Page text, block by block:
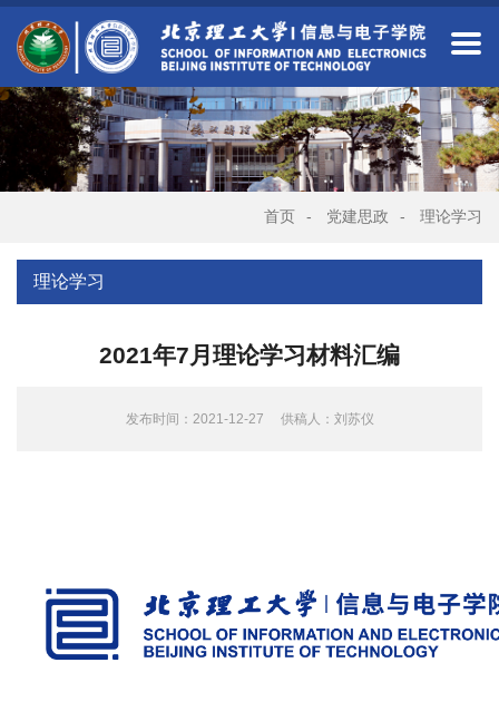
首页 - 党建思政 - 理论学习
理论学习
2021年7月理论学习材料汇编
发布时间：2021-12-27 供稿人：刘苏仪